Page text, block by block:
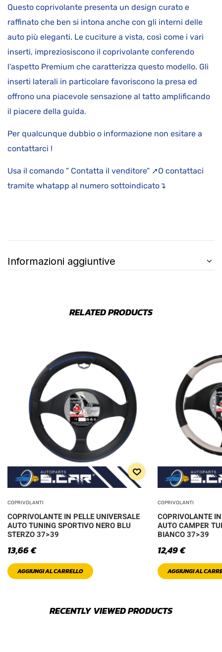
Questo coprivolante presenta un design curato e
raffinato che ben si intona anche con gli interni delle
auto più eleganti. Le cuciture a vista, così come i vari
inserti, impreziosiscono il coprivolante conferendo
l’aspetto Premium che caratterizza questo modello. Gli
inserti laterali in particolare favoriscono la presa ed
offrono una piacevole sensazione al tatto amplificando
il piacere della guida.
Per qualcunque dubbio o informazione non esitare a
contattarci !
Usa il comando ” Contatta il venditore” ➚O contattaci
tramite whatapp al numero sottoindicato↴
Informazioni aggiuntive
RELATED PRODUCTS
COPRIVOLANTI
COPRIVOLANTE IN PELLE UNIVERSALE
AUTO TUNING SPORTIVO NERO BLU
STERZO 37>39
13,66€
AGGIUNGI AL CARRELLO
COPRIVOLANTI
COPRIVOLANTE
AUTO CAMPER
BIANCO 37>39
12,49€
AGGIUNGI AL
RECENTLY VIEWED PRODUCTS